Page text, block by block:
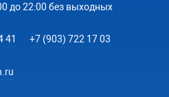
до 22:00 без выходных
41 +7 (903) 722 17 03